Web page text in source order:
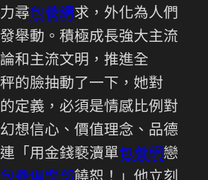
尋包養網求，外化為人們
發舉動。積極成長強大主流
和主流文明，推進全
秤的臉抽動了一下，她對
的定義，必須是情感比例對
想信心、價值理念、品德
「用金錢褻瀆單包養網戀